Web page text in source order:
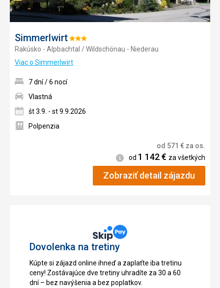
SimmerlwirtHodnotenie:
3/5
Rakúsko - Alpbachtal / Wildschönau - Niederau
Viac o Simmerlwirt
7 dní / 6 nocí
Vlastná
št 3.9. - st 9.9.2026
Polpenzia
od 571 € za os.
Informácie
od 1 142€ za všetkých
Zobraziť detail zájazdu
Dovolenka na tretiny
Kúpte si zájazd online ihneď a zaplaťte iba tretinu
ceny! Zostávajúce dve tretiny uhradíte za 30 a 60
dní – bez navýšenia a bez poplatkov.